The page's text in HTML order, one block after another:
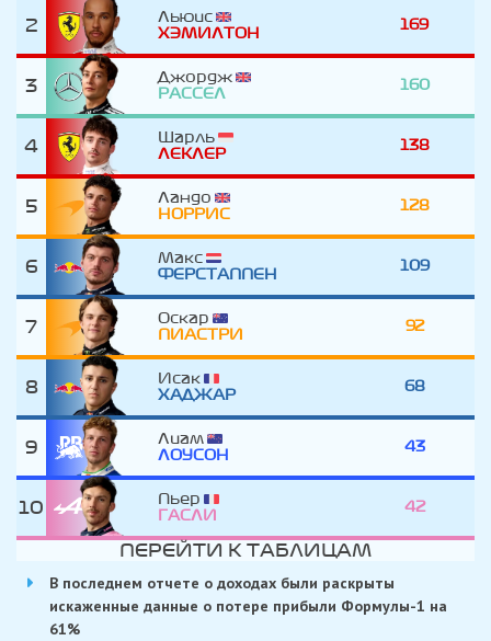
2
Льюис
ХЭМИЛТОН
169
3
Джордж
РАССЕЛ
160
4
Шарль
ЛЕКЛЕР
138
5
Ландо
НОРРИС
128
6
Макс
ФЕРСТАППЕН
109
7
Оскар
ПИАСТРИ
92
8
Исак
ХАДЖАР
68
9
Лиам
ЛОУСОН
43
10
Пьер
ГАСЛИ
42
ПЕРЕЙТИ К ТАБЛИЦАМ
В последнем отчете о доходах были раскрыты
искаженные данные о потере прибыли Формулы-1 на
61%